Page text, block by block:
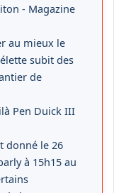
- Magazine
au mieux le
subit des
de
Pen Duick III
donné le 26
à 15h15 au